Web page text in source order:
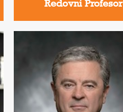
Redovni Profesor